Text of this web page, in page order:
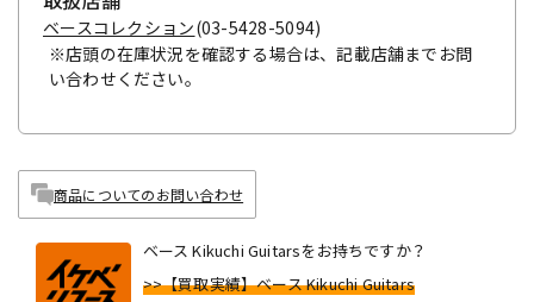
ベースコレクション(03-5428-5094)
※店頭の在庫状況を確認する場合は、記載店舗までお問
い合わせください。
商品についてのお問い合わせ
ベース Kikuchi Guitarsをお持ちですか？
>>【買取実績】ベース Kikuchi Guitars